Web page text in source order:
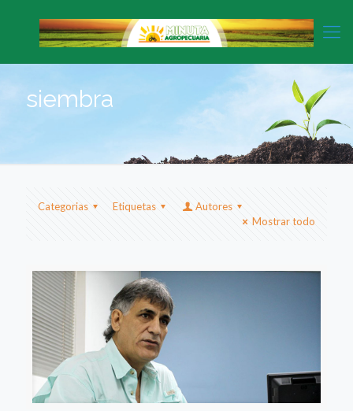
siembra
Categorias Etiquetas
Autores
Mostrar todo